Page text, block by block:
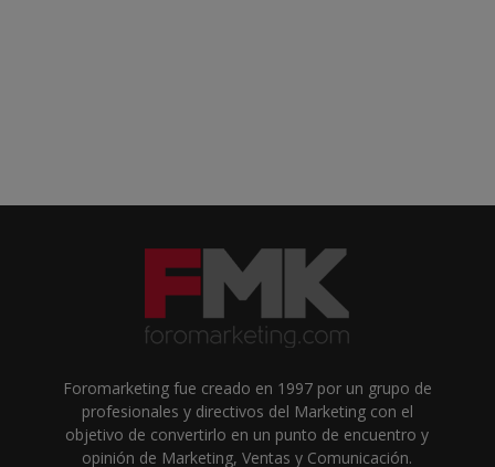
Foromarketing fue creado en 1997 por un grupo de
profesionales y directivos del Marketing con el
objetivo de convertirlo en un punto de encuentro y
opinión de Marketing, Ventas y Comunicación.